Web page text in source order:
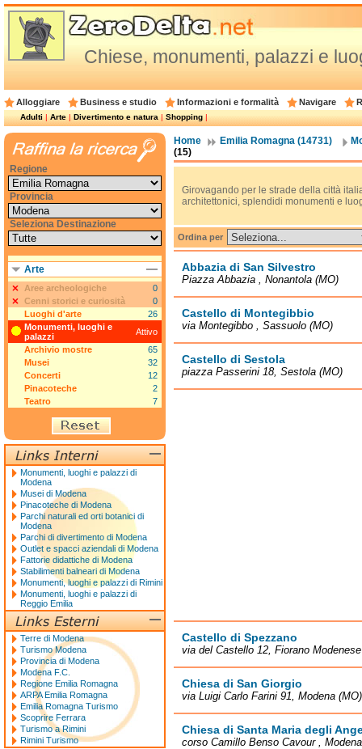
Chiese, monumenti, palazzi e
Alloggiare Business e studio Informazioni e formalità Navigare
Adulti|Arte|Divertimento e natura|Shopping|
Home Emilia Romagna (14731)
(15)
Girovagando per le strade della città
architettonici, splendidi monumenti e
Ordina per
Abbazia di San Silvestro
Piazza Abbazia , Nonantola (MO)
Castello di Montegibbio
via Montegibbo , Sassuolo (MO)
Castello di Sestola
piazza Passerini 18, Sestola (MO)
Castello di Spezzano
via del Castello 12, Fiorano
Chiesa di San Giorgio
via Luigi Carlo Farini 91, Modena (MO)
Chiesa di Santa Maria degli
corso Camillo Benso Cavour ,
Regione
Provincia
Seleziona Destinazione
Arte
Aree archeologiche
0
Cenni storici e curiosità
0
Luoghi d'arte
26
Monumenti, luoghi e
palazzi
Attivo
Archivio mostre
65
Musei
32
Concerti
12
Pinacoteche
2
Teatro
7
Monumenti, luoghi e palazzi di
Modena
Musei di Modena
Pinacoteche di Modena
Parchi naturali ed orti botanici di
Modena
Parchi di divertimento di Modena
Outlet e spacci aziendali di Modena
Fattorie didattiche di Modena
Stabilimenti balneari di Modena
Monumenti, luoghi e palazzi di Rimini
Monumenti, luoghi e palazzi di
Reggio Emilia
Terre di Modena
Turismo Modena
Provincia di Modena
Modena F.C.
Regione Emilia Romagna
ARPA Emilia Romagna
Emilia Romagna Turismo
Scoprire Ferrara
Turismo a Rimini
Rimini Turismo